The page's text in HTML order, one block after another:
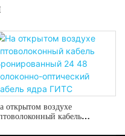
открытом воздухе
кабель